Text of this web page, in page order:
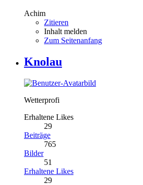
Achim
Zitieren
Inhalt melden
Zum Seitenanfang
Knolau
Wetterprofi
Erhaltene Likes
29
Beiträge
765
Bilder
51
Erhaltene Likes
29